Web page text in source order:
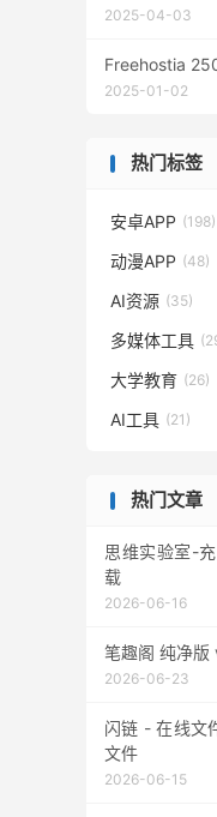
2025-04-03
Freehostia
2025-01-02
热门标签
安卓APP (198)
动漫APP (48)
AI资源 (35)
多媒体工具
大学教育 (26)
AI工具 (21)
热门文章
思维实验室-
载
2026-06-16
笔趣阁 纯净版
2026-06-23
闪链 - 在线文
文件
2026-06-15